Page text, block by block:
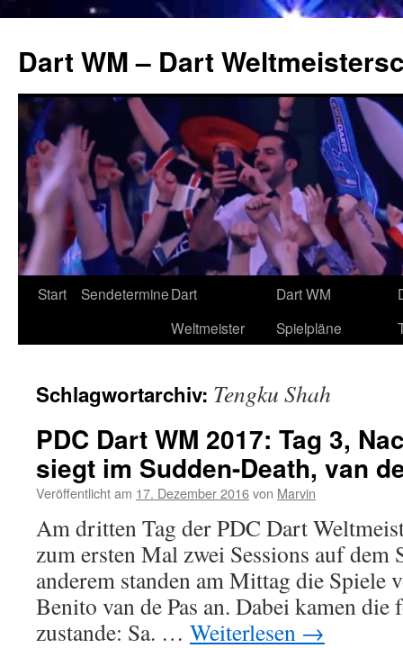
springen
Dart WM – Dart
Start SendetermineDart
Weltmeister
Dart WM
Spielpläne
Schlagwortarchiv: Tengku Shah
PDC Dart WM 2017: Tag 3,
siegt im Sudden-Death, van
Veröffentlicht am 17. Dezember 2016von Marvin
Am dritten Tag der PDC Dart
zum ersten Mal zwei Sessions auf dem
anderem standen am Mittag die Spiele
Benito van de Pas an. Dabei kamen die
zustande: Sa. … Weiterlesen →